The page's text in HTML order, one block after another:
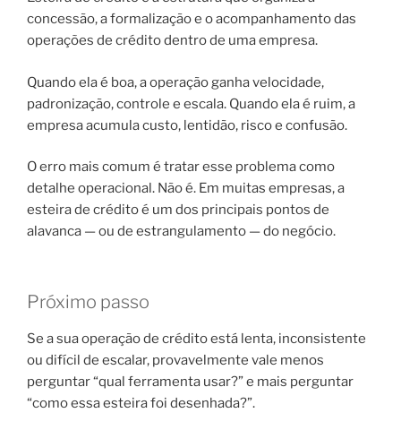
concessão, a formalização e o acompanhamento das
operações de crédito dentro de uma empresa.
Quando ela é boa, a operação ganha velocidade,
padronização, controle e escala. Quando ela é ruim, a
empresa acumula custo, lentidão, risco e confusão.
O erro mais comum é tratar esse problema como
detalhe operacional. Não é. Em muitas empresas, a
esteira de crédito é um dos principais pontos de
alavanca — ou de estrangulamento — do negócio.
Próximo passo
Se a sua operação de crédito está lenta, inconsistente
ou difícil de escalar, provavelmente vale menos
perguntar “qual ferramenta usar?” e mais perguntar
“como essa esteira foi desenhada?”.